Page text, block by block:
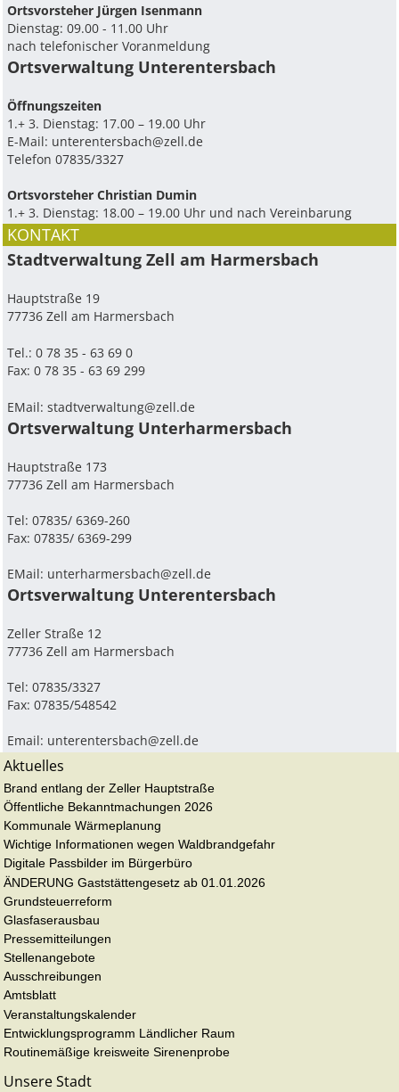
Ortsvorsteher Jürgen Isenmann
Dienstag: 09.00 - 11.00 Uhr
nach telefonischer Voranmeldung
Ortsverwaltung Unterentersbach
Ö­ffnungszeiten
1.+ 3. Dienstag: 17.00 – 19.00 Uhr
E-Mail: unterentersbach@zell.de
Telefon 07835/3327
Ortsvorsteher Christian Dumin
1.+ 3. Dienstag: 18.00 – 19.00 Uhr und nach Vereinbarung
KONTAKT
Stadtverwaltung Zell am Harmersbach
Hauptstraße 19
77736 Zell am Harmersbach
Tel.: 0 78 35 - 63 69 0
Fax: 0 78 35 - 63 69 299
EMail:stadtverwaltung@zell.de
Ortsverwaltung Unterharmersbach
Hauptstraße 173
77736 Zell am Harmersbach
Tel: 07835/ 6369-260
Fax: 07835/ 6369-299
EMail: unterharmersbach@zell.de
Ortsverwaltung Unterentersbach
Zeller Straße 12
77736 Zell am Harmersbach
Tel: 07835/3327
Fax: 07835/548542
Email: unterentersbach@zell.de
Aktuelles
Brand entlang der Zeller Hauptstraße
Öffentliche Bekanntmachungen 2026
Kommunale Wärmeplanung
Wichtige Informationen wegen Waldbrandgefahr
Digitale Passbilder im Bürgerbüro
ÄNDERUNG Gaststättengesetz ab 01.01.2026
Grundsteuerreform
Glasfaserausbau
Pressemitteilungen
Stellenangebote
Ausschreibungen
Amtsblatt
Veranstaltungskalender
Entwicklungsprogramm Ländlicher Raum
Routinemäßige kreisweite Sirenenprobe
Unsere Stadt